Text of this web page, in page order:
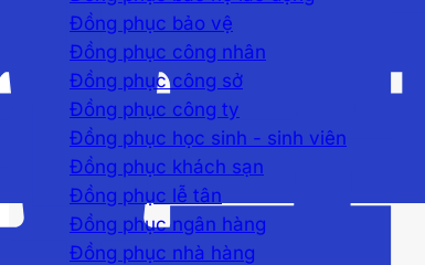
Đồng phục bảo vệ
Đồng phục công nhân
Đồng phục công sở
Đồng phục công ty
Đồng phục học sinh - sinh viên
Đồng phục khách sạn
Đồng phục lễ tân
Đồng phục ngân hàng
Đồng phục nhà hàng